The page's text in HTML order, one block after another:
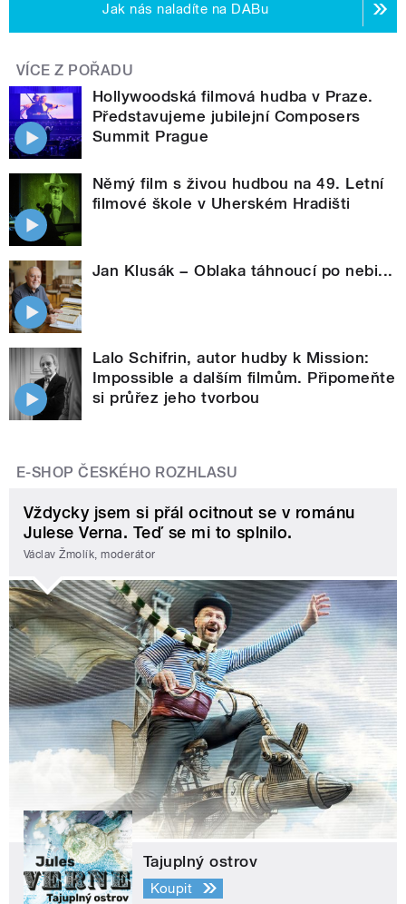
Jak nás naladíte na DABu
VÍCE Z POŘADU
Hollywoodská filmová hudba v Praze.
Představujeme jubilejní Composers
Summit Prague
Němý film s živou hudbou na 49. Letní
filmové škole v Uherském Hradišti
Jan Klusák − Oblaka táhnoucí po nebi...
Lalo Schifrin, autor hudby k Mission:
Impossible a dalším filmům. Připomeňte
si průřez jeho tvorbou
E-SHOP ČESKÉHO ROZHLASU
Vždycky jsem si přál ocitnout se v románu
Julese Verna. Teď se mi to splnilo.
Václav Žmolík, moderátor
Tajuplný ostrov
Koupit